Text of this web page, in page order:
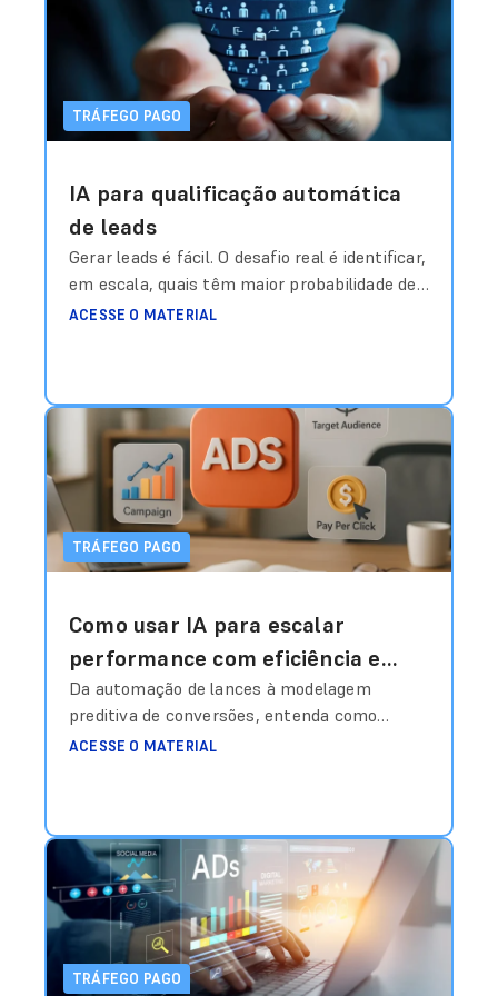
meta?”. Durante anos, essa resposta foi
construída com base em média histórica,
Ler mais
TRÁFEGO PAGO
IA para qualificação automática
de leads
Gerar leads é fácil. O desafio real é identificar,
em escala, quais têm maior probabilidade de
virar receita — antes mesmo do time
Quanto mais baixo, melhor. Mas existe um
problema estrutural nisso: Lead
Ler mais
ACESSE O MATERIAL
TRÁFEGO PAGO
Como usar IA para escalar
performance com eficiência e
inteligência estratégica?
Da automação de lances à modelagem
preditiva de conversões, entenda como
estruturar dados, treinar algoritmos e
“operador de painel”. Ajustava lance
manualmente, escolhia palavra-chave,
definia segmentação, pausava anúncios com
base em feeling e comemorava quando o
Ler mais
ACESSE O MATERIAL
TRÁFEGO PAGO